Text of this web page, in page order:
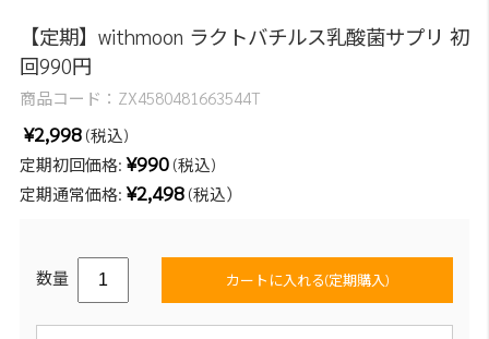
【定期】withmoon ラクトバチルス乳酸菌サプリ 初
回990円
商品コード： ZX4580481663544T
¥2,998 (税込)
定期初回価格: ¥990 (税込)
定期通常価格: ¥2,498 (税込）
数量 カートに入れる(定期購入)